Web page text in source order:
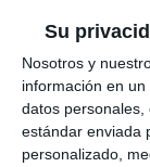
Su
Nosotros y
información en
datos personales,
estándar enviada
personalizado,